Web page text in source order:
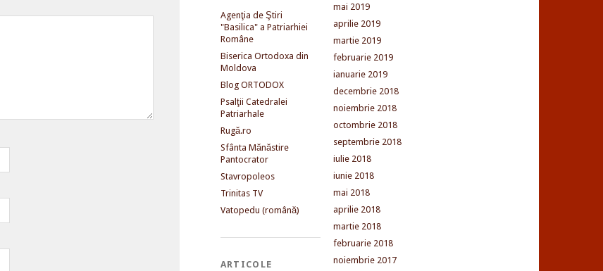
Agenţia de Ştiri
"Basilica" a Patriarhiei
Române
Biserica Ortodoxa din
Moldova
Blog ORTODOX
Psalţii Catedralei
Patriarhale
Rugă.ro
Sfânta Mănăstire
Pantocrator
Stavropoleos
Trinitas TV
Vatopedu (română)
ARTICOLE
mai 2019
aprilie 2019
martie 2019
februarie 2019
ianuarie 2019
decembrie 2018
noiembrie 2018
octombrie 2018
septembrie 2018
iulie 2018
iunie 2018
mai 2018
aprilie 2018
martie 2018
februarie 2018
noiembrie 2017